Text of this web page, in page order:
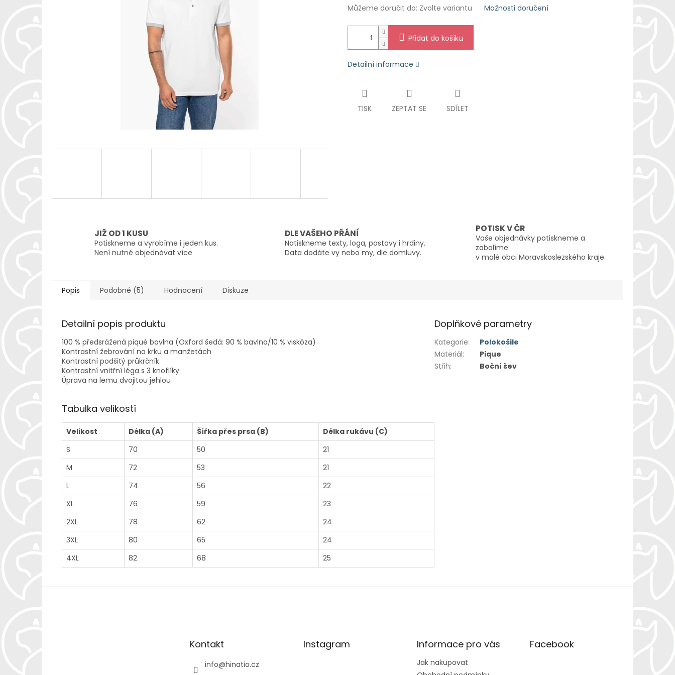
Můžeme doručit do: Zvolte variantu Možnosti doručení
Přidat do košíku
Detailní informace
TISK ZEPTAT SE SDÍLET
JIŽ OD 1 KUSU
Potiskneme a vyrobíme i jeden kus.
Není nutné objednávat více
DLE VAŠEHO PŘÁNÍ
Natiskneme texty, loga, postavy i hrdiny.
Data dodáte vy nebo my, dle domluvy.
POTISK V ČR
Vaše objednávky potiskneme a
zabalíme
v malé obci Moravskoslezského kraje.
Popis Podobné (5) Hodnocení Diskuze
Detailní popis produktu
100 % předsrážená piqué bavlna (Oxford šedá: 90 % bavlna/10 % viskóza)
Kontrastní žebrování na krku a manžetách
Kontrastní podšitý průkrčník
Kontrastní vnitřní léga s 3 knoflíky
Úprava na lemu dvojitou jehlou
Tabulka velikostí
Velikost Délka (A) Šířka přes prsa (B)
Délka rukávu (C)
S
70 50
21
M
72 53
21
L
74 56
22
XL
76 59
23
2XL
78 62
24
3XL
80 65
24
4XL
82 68 25
Doplňkové parametry
Kategorie:
Polokošile
Materiál:
Pique
Střih: Boční šev
Kontakt
info@hinatio.cz
Instagram Informace pro vás
Jak nakupovat
Facebook